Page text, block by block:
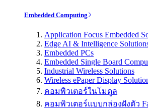
Embedded Computing
Application Focus Embedded
Edge AI & Intelligence
Embedded PCs
Embedded Single Board
Industrial Wireless Solutions
Wireless ePaper Display
คอมพิวเตอร์ในโมดูล
คอมพิวเตอร์แบบกล่องฝังตัว